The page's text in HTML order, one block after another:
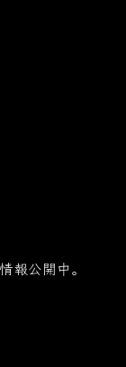
報公開中。